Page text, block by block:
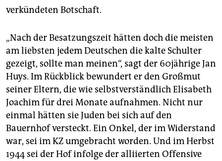
verkündeten Botschaft.
„Nach der Besatzungszeit hätten doch die meisten
am liebsten jedem Deutschen die kalte Schulter
gezeigt, sollte man meinen“, sagt der 60jährige Jan
Huys. Im Rückblick bewundert er den Großmut
seiner Eltern, die wie selbstverständlich Elisabeth
Joachim für drei Monate aufnahmen. Nicht nur
einmal hätten sie Juden bei sich auf den
Bauernhof versteckt. Ein Onkel, der im Widerstand
war, sei im KZ umgebracht worden. Und im Herbst
1944 sei der Hof infolge der alliierten Offensive